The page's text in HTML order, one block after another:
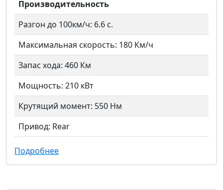
Производительность
Разгон до 100км/ч: 6.6 с.
Максимальная скорость: 180 Км/ч
Запас хода: 460 Км
Мощность: 210 кВт
Крутящий момент: 550 Нм
Привод: Rear
Подробнее